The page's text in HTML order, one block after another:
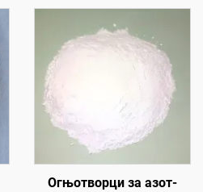
оштећења коловоза и
реновирање површина
Огњотворци за азот-